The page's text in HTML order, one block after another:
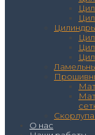
О нас